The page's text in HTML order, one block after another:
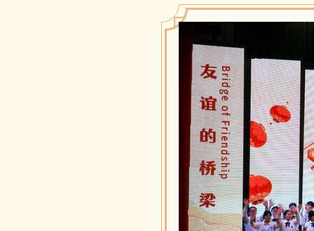
（四）咨询电话：（+86
八、活动周期
（一）报名时间：自公
（二）推荐时间：2026
（三）线下交流活动时
九、其他
（一）申报作品应紧扣
（二）参与者应承诺所
益。如发生侵权行为，主